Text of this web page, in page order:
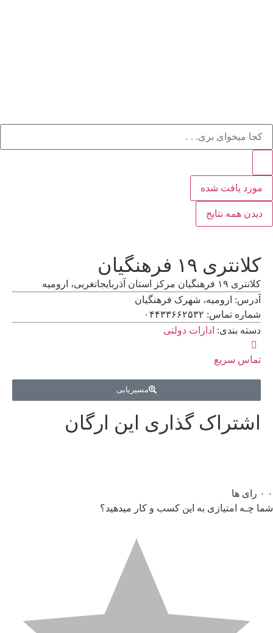
مورد یافت شده
دیدن همه نتایج
کلانتری ۱۹ فرهنگیان
کلانتری ۱۹ فرهنگیان مرکز استان آذربایجانغربی، ارومیه
آدرس: ارومیه، شهرک فرهنگیان
شماره تماس: ۰۴۴۳۳۶۶۲۵۳۲
دسته بندی: ادارات دولتی
تماس سریع
مسیریابی
اشتراک گذاری این ارگان
۰ ۰ رای ها
شما چـه امتیازی به این کسب و کار میدهید؟